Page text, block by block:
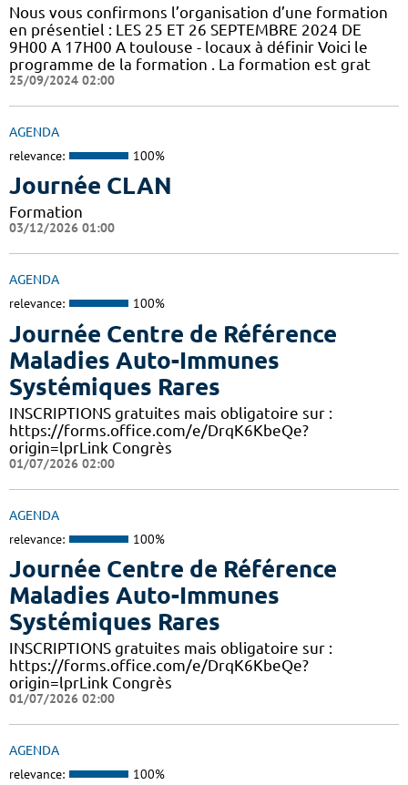
Nous vous confirmons l’organisation d’une formation
en présentiel : LES 25 ET 26 SEPTEMBRE 2024 DE
9H00 A 17H00 A toulouse - locaux à définir Voici le
programme de la formation . La formation est grat
25/09/2024 02:00
AGENDA
relevance: 100%
Journée CLAN
Formation
03/12/2026 01:00
AGENDA
relevance: 100%
Journée Centre de Référence
Maladies Auto-Immunes
Systémiques Rares
INSCRIPTIONS gratuites mais obligatoire sur :
https://forms.office.com/e/DrqK6KbeQe?
origin=lprLink Congrès
01/07/2026 02:00
AGENDA
relevance: 100%
Journée Centre de Référence
Maladies Auto-Immunes
Systémiques Rares
INSCRIPTIONS gratuites mais obligatoire sur :
https://forms.office.com/e/DrqK6KbeQe?
origin=lprLink Congrès
01/07/2026 02:00
AGENDA
relevance: 100%